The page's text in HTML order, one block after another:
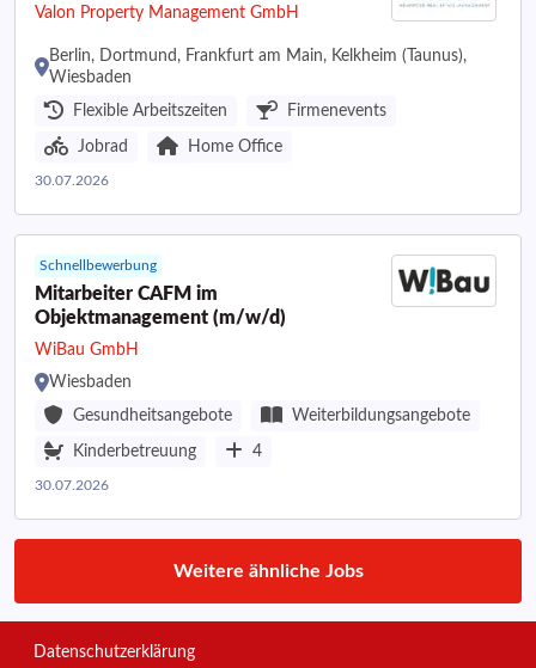
Valon Property Management GmbH
Berlin, Dortmund, Frankfurt am Main, Kelkheim (Taunus),
Wiesbaden
Flexible Arbeitszeiten
Firmenevents
Jobrad Home Office
30.07.2026
Schnellbewerbung
Mitarbeiter CAFM im
Objektmanagement (m/w/d)
WiBau GmbH
Wiesbaden
Gesundheitsangebote
Weiterbildungsangebote
Kinderbetreuung 4
30.07.2026
Weitere ähnliche Jobs
Datenschutzerklärung